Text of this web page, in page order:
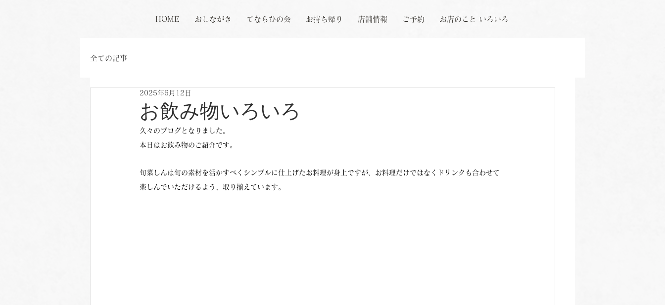
HOME おしながき てならひの会 お持ち帰り 店舗情報 ご予約 お店のこと いろいろ
全ての記事
お飲み物いろいろ
2025年6月12日
久々のブログとなりました。
本日はお飲み物のご紹介です。
旬菜しんは旬の素材を活かすべくシンプルに仕上げたお料理が身上ですが、お料理だけではなくドリンクも合わせて
楽しんでいただけるよう、取り揃えています。